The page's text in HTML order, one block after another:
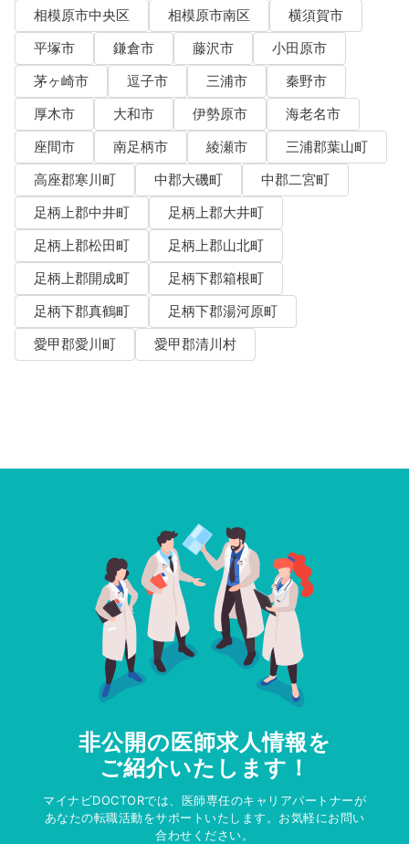
相模原市中央区
相模原市南区
横須賀市
平塚市
鎌倉市 藤沢市
小田原市
茅ヶ崎市
逗子市 三浦市
秦野市
厚木市
大和市 伊勢原市
海老名市
座間市
南足柄市 綾瀬市
三浦郡葉山町
高座郡寒川町
中郡大磯町
中郡二宮町
足柄上郡中井町
足柄上郡大井町
足柄上郡松田町
足柄上郡山北町
足柄上郡開成町
足柄下郡箱根町
足柄下郡真鶴町
足柄下郡湯河原町
愛甲郡愛川町
愛甲郡清川村
非公開の医師求人情報を
ご紹介いたします！
マイナビDOCTORでは、医師専任のキャリアパートナーが
あなたの転職活動をサポートいたします。お気軽にお問い
合わせください。